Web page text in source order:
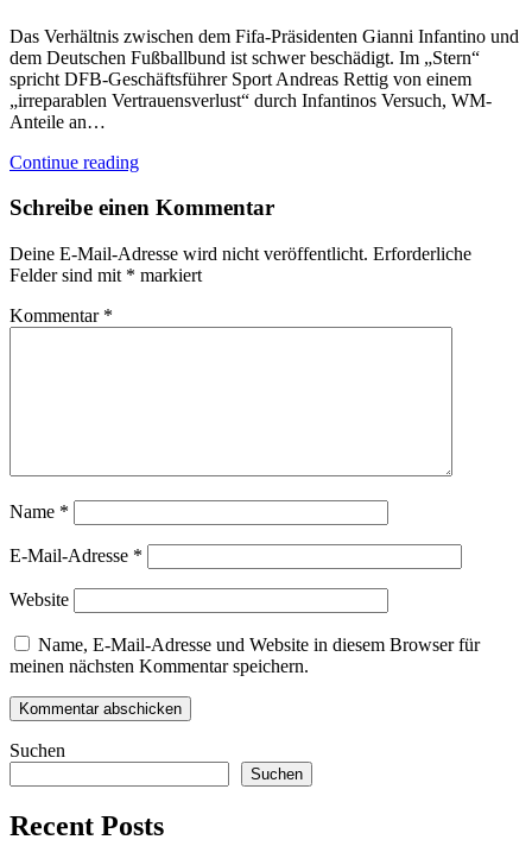
Das Verhältnis zwischen dem Fifa-Präsidenten Gianni Infantino und
dem Deutschen Fußballbund ist schwer beschädigt. Im „Stern“
spricht DFB-Geschäftsführer Sport Andreas Rettig von einem
„irreparablen Vertrauensverlust“ durch Infantinos Versuch, WM-
Anteile an…
Continue reading
Schreibe einen Kommentar
Deine E-Mail-Adresse wird nicht veröffentlicht. Erforderliche
Felder sind mit * markiert
Kommentar *
Name *
E-Mail-Adresse *
Website
Name, E-Mail-Adresse und Website in diesem Browser für
meinen nächsten Kommentar speichern.
Suchen
Suchen
Recent Posts